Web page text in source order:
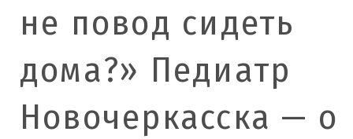
не повод сидеть
дома?» Педиатр
Новочеркасска — о